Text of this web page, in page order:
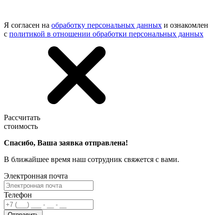
Я согласен на обработку персональных данных и ознакомлен
с политикой в отношении обработки персональных данных
Рассчитать
стоимость
Спасибо, Ваша заявка отправлена!
В ближайшее время наш сотрудник свяжется с вами.
Электронная почта
Телефон